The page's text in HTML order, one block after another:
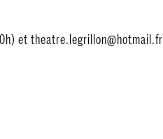
et theatre.legrillon@hotmail.fr